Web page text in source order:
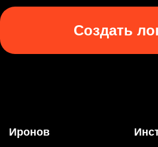
Создать
Иронов